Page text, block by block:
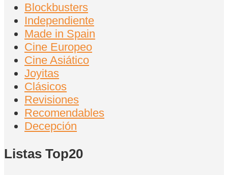
Blockbusters
Independiente
Made in Spain
Cine Europeo
Cine Asiático
Joyitas
Clásicos
Revisiones
Recomendables
Decepción
Listas Top20